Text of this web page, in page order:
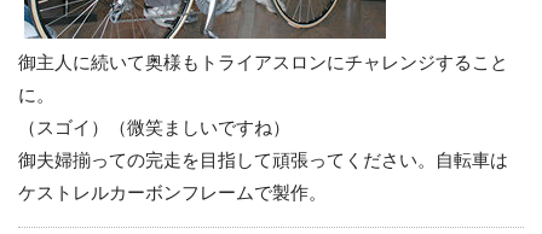
御主人に続いて奥様もトライアスロンにチャレンジすること
に。
（スゴイ）（微笑ましいですね）
御夫婦揃っての完走を目指して頑張ってください。自転車は
ケストレルカーボンフレームで製作。